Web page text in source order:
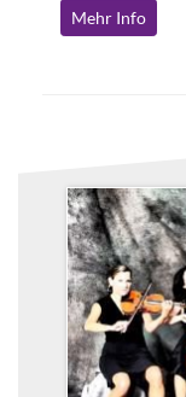
Mehr Info